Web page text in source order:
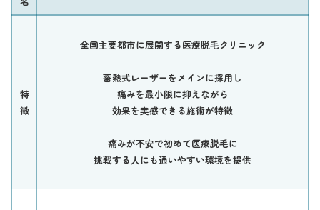
特
徴
全国主要都市に展開する医療脱毛クリニック
蓄熱式レーザーをメインに採用し
痛みを最小限に抑えながら
効果を実感できる施術が特徴
痛みが不安で初めて医療脱毛に
挑戦する人にも通いやすい環境を提供